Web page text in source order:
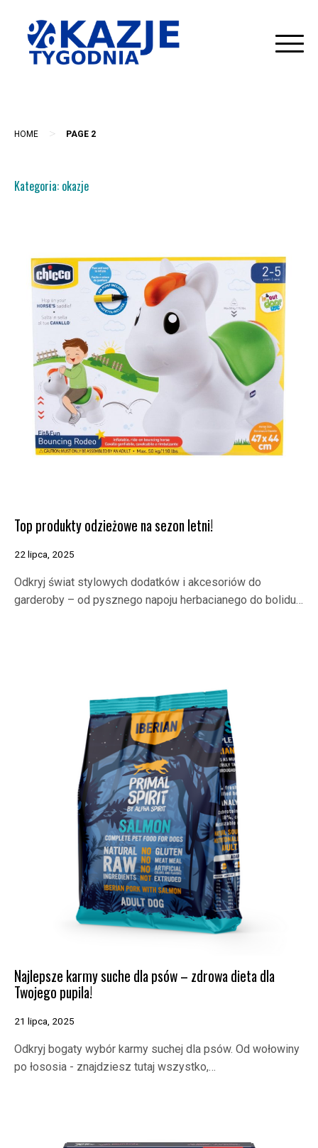
content
HOME > PAGE 2
Kategoria: okazje
Top produkty odzieżowe na sezon letni!
22 lipca, 2025
Odkryj świat stylowych dodatków i akcesoriów do
garderoby – od pysznego napoju herbacianego do bolidu…
Najlepsze karmy suche dla psów – zdrowa dieta dla
Twojego pupila!
21 lipca, 2025
Odkryj bogaty wybór karmy suchej dla psów. Od wołowiny
po łososia - znajdziesz tutaj wszystko,…